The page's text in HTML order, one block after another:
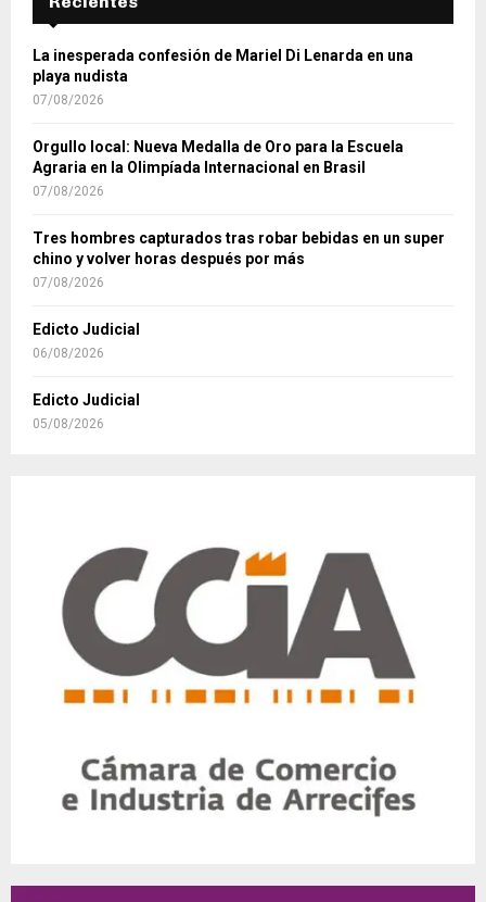
La inesperada confesión de Mariel Di Lenarda en una
playa nudista
07/08/2026
Orgullo local: Nueva Medalla de Oro para la Escuela
Agraria en la Olimpíada Internacional en Brasil
07/08/2026
Tres hombres capturados tras robar bebidas en un super
chino y volver horas después por más
07/08/2026
Edicto Judicial
06/08/2026
Edicto Judicial
05/08/2026